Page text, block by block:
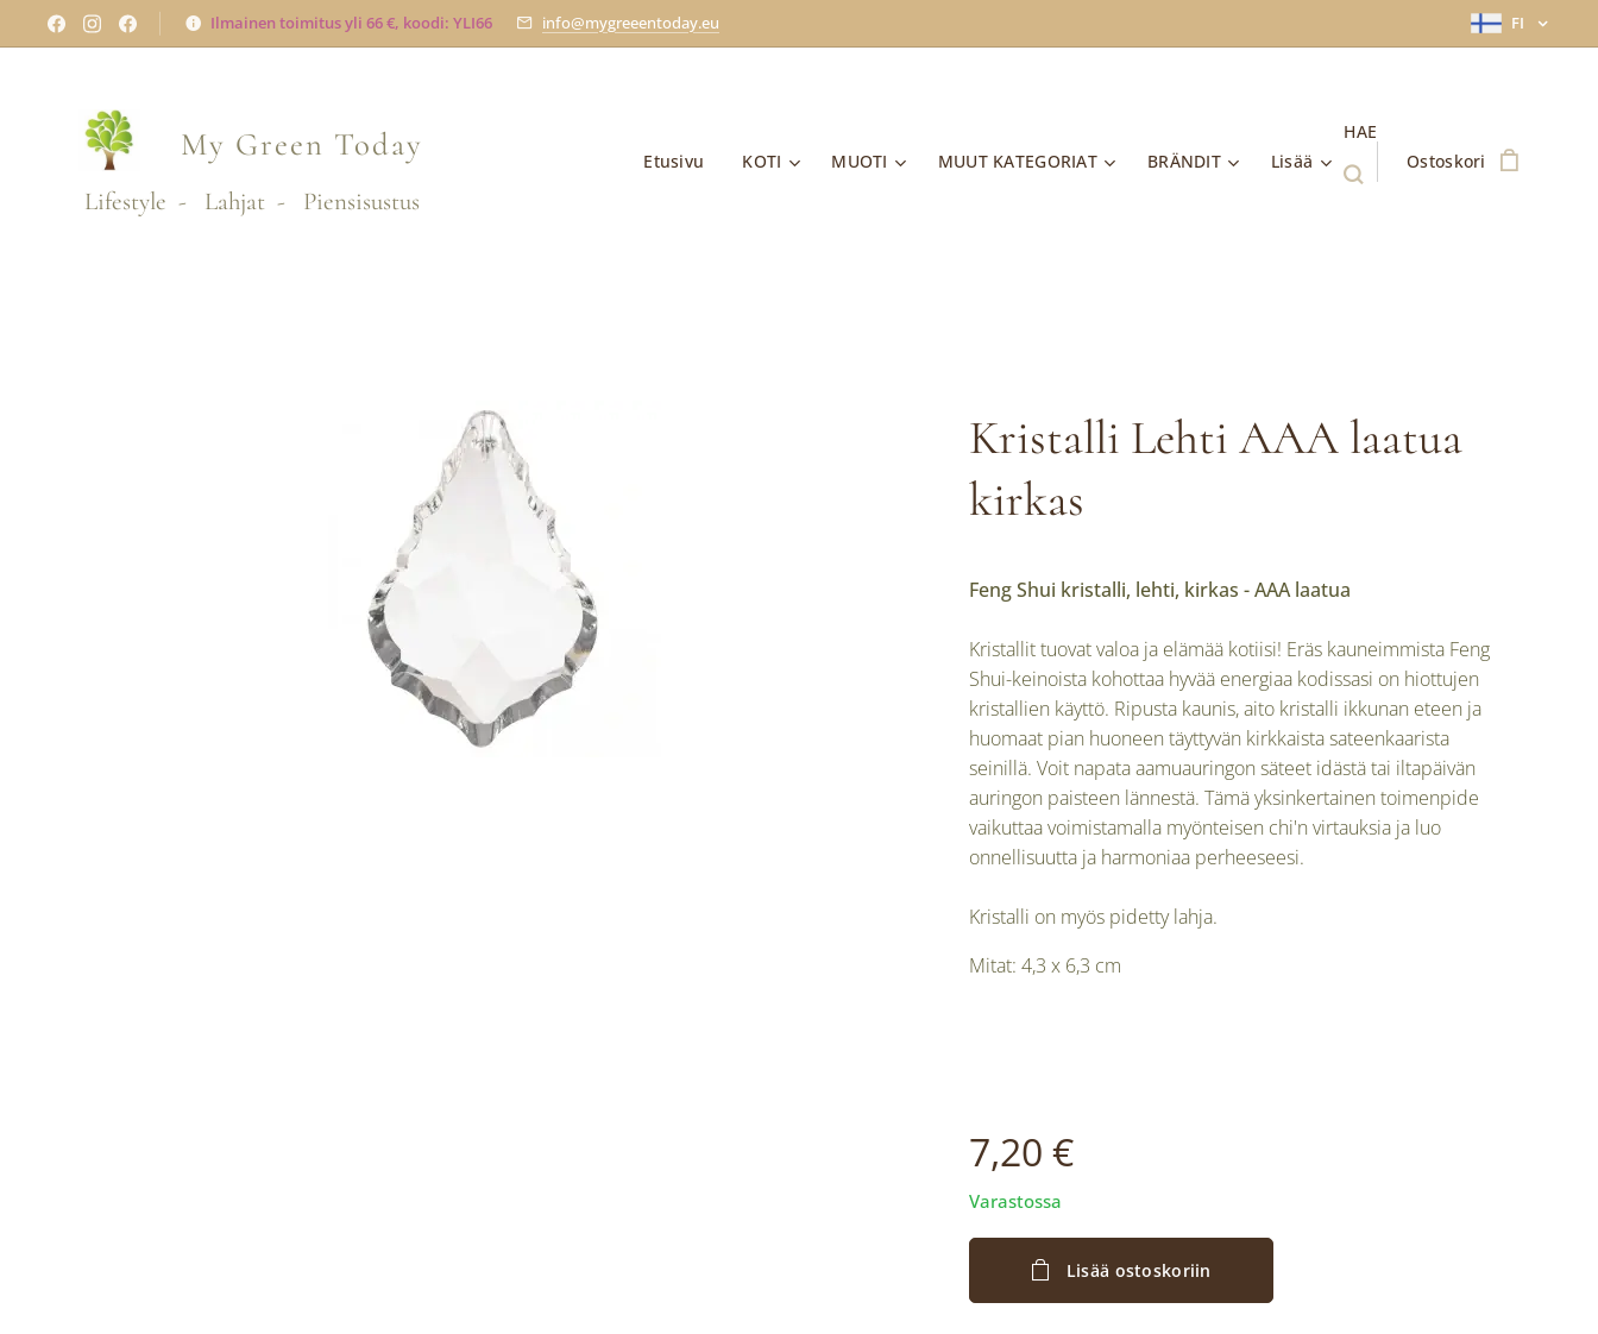
Ilmainen toimitus yli 66 €, koodi: YLI66 info@mygreeentoday.eu FI
My Green Today
Lifestyle - Lahjat - Piensisustus
Etusivu KOTI MUOTI MUUT KATEGORIAT BRÄNDIT Lisää
HAE
Ostoskori
Kristalli Lehti AAA laatua
kirkas
Feng Shui kristalli, lehti, kirkas - AAA laatua
Kristallit tuovat valoa ja elämää kotiisi! Eräs kauneimmista Feng
Shui-keinoista kohottaa hyvää energiaa kodissasi on hiottujen
kristallien käyttö. Ripusta kaunis, aito kristalli ikkunan eteen ja
huomaat pian huoneen täyttyvän kirkkaista sateenkaarista
seinillä. Voit napata aamuauringon säteet idästä tai iltapäivän
auringon paisteen lännestä. Tämä yksinkertainen toimenpide
vaikuttaa voimistamalla myönteisen chi'n virtauksia ja luo
onnellisuutta ja harmoniaa perheeseesi.
Kristalli on myös pidetty lahja.
Mitat: 4,3 x 6,3 cm
7,20 €
Varastossa
Lisää ostoskoriin